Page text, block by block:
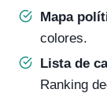
Mapa
colores.
Lista de
Ranking